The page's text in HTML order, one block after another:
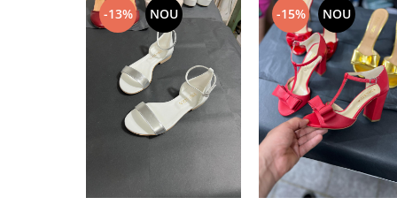
-13% NOU -15% NOU